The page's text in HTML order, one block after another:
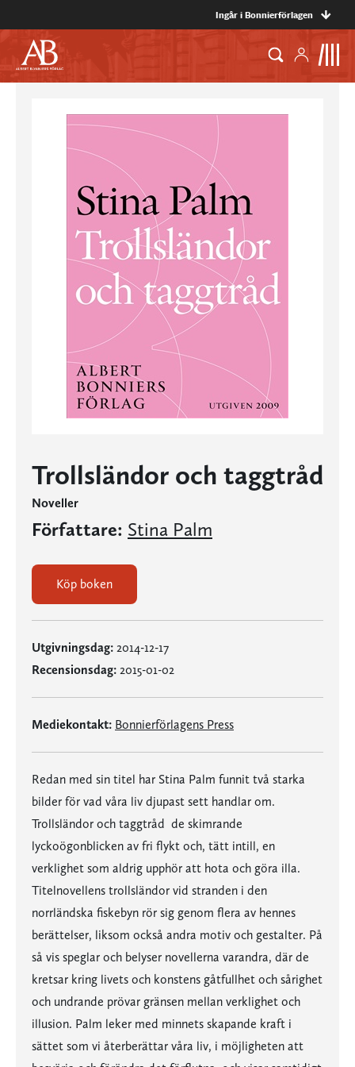
Ingår i Bonnierförlagen
Trollsländor och taggtråd
Noveller
Författare: Stina Palm
Köp boken
Utgivningsdag: 2014-12-17
Recensionsdag: 2015-01-02
Mediekontakt: Bonnierförlagens Press
Redan med sin titel har Stina Palm funnit två starka
bilder för vad våra liv djupast sett handlar om.
Trollsländor och taggtråd  de skimrande
lyckoögonblicken av fri flykt och, tätt intill, en
verklighet som aldrig upphör att hota och göra illa.
Titelnovellens trollsländor vid stranden i den
norrländska fiskebyn rör sig genom flera av hennes
berättelser, liksom också andra motiv och gestalter. På
så vis speglar och belyser novellerna varandra, där de
kretsar kring livets och konstens gåtfullhet och sårighet
och undrande prövar gränsen mellan verklighet och
illusion. Palm leker med minnets skapande kraft i
sättet som vi återberättar våra liv, i möjligheten att